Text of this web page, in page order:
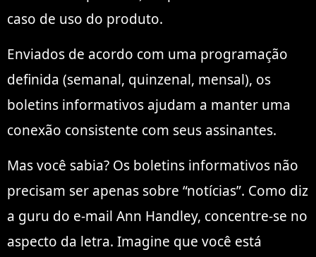
caso de uso do produto.
Enviados de acordo com uma programação
definida (semanal, quinzenal, mensal), os
boletins informativos ajudam a manter uma
conexão consistente com seus assinantes.
Mas você sabia? Os boletins informativos não
precisam ser apenas sobre “notícias”. Como diz
a guru do e-mail Ann Handley, concentre-se no
aspecto da letra. Imagine que você está